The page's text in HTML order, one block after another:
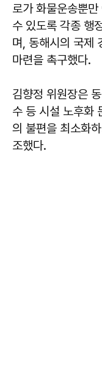
로가 화물운송뿐
수 있도록 각종 행
며, 동해시의 국제
마련을 촉구했다.
김향정 위원장은
수 등 시설 노후화
의 불편을 최소화
조했다.